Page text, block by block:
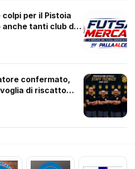
per il Pistoia
anche tanti club del
confermato,
di riscatto